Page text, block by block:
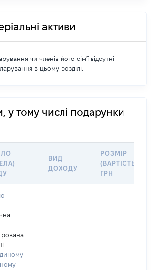
активи
чи членів його сім'ї відсутні
в цьому розділі.
у тому числі подарунки
ВИД
ДОХОДУ
РОЗМІР
(ВАРТІСТЬ),
ГРН